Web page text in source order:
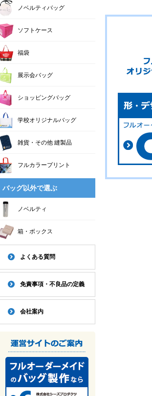
ノベルティバッグ
ソフトケース
福袋
展示会バッグ
ショッピングバッグ
学校オリジナルバッグ
雑貨・その他 縫製品
フルカラープリント
バッグ以外で選ぶ
ノベルティ
箱・ボックス
よくある質問
免責事項・不良品の定義
会社案内